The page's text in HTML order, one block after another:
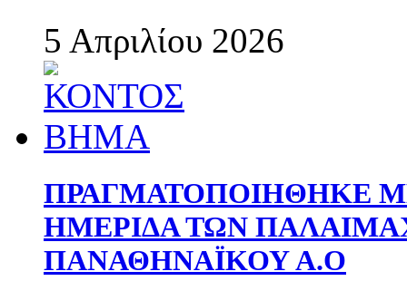
5 Απριλίου 2026
ΠΡΑΓΜΑΤΟΠΟΙΗΘΗΚΕ
ΗΜΕΡΙΔΑ ΤΩΝ
ΠΑΝΑΘΗΝΑΪΚΟΥ Α.Ο